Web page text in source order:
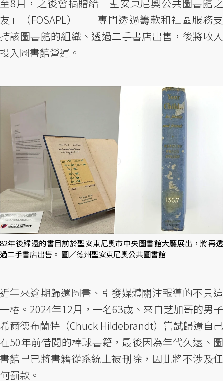
至8月，之後會捐贈給「聖安東尼奧公共圖書館之
友」（FOSAPL）——專門透過籌款和社區服務支
持該圖書館的組織、透過二手書店出售，後將收入
投入圖書館營運。
82年後歸還的書目前於聖安東尼奧市中央圖書館大廳展出，將再透
過二手書店出售。 圖／德州聖安東尼奧公共圖書館
近年來逾期歸還圖書、引發媒體關注報導的不只這
一樁。2024年12月，一名63歲、來自芝加哥的男子
希爾德布蘭特（Chuck Hildebrandt）嘗試歸還自己
在50年前借閱的棒球書籍，最後因為年代久遠、圖
書館早已將書籍從系統上被刪除，因此將不涉及任
何罰款。